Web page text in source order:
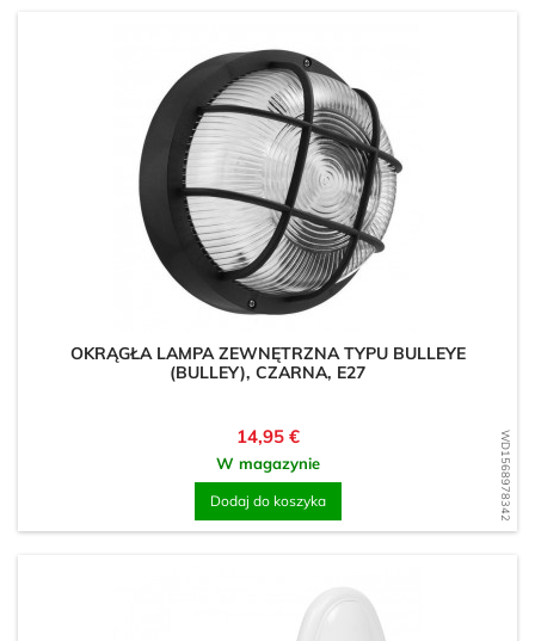
WD1568978342
OKRĄGŁA LAMPA ZEWNĘTRZNA TYPU BULLEYE
(BULLEY), CZARNA, E27
Cena
14,95 €
W magazynie
Dodaj do koszyka